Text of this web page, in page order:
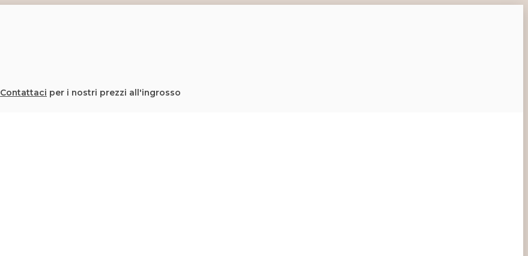
Contattaci per i nostri prezzi all'ingrosso